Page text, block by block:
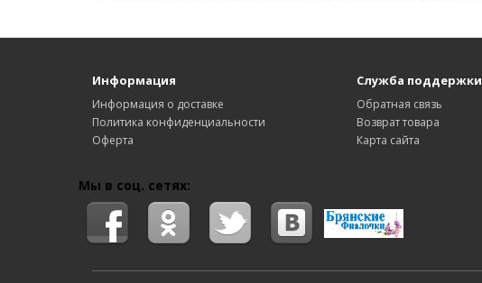
Информация
Информация о доставке
Политика конфиденциальности
Оферта
Служба поддержки
Обратная связь
Возврат товара
Карта сайта
Мы в соц. сетях: